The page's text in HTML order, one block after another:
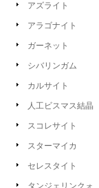
アズライト
アラゴナイト
ガーネット
シバリンガム
カルサイト
人工ビスマス結晶
スコレサイト
スターマイカ
セレスタイト
タンジェリンクォ